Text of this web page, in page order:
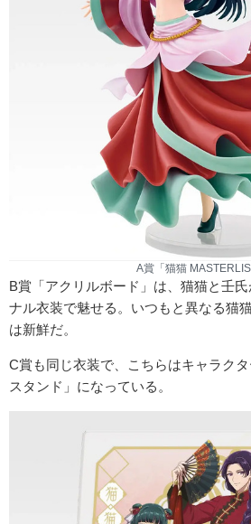
A賞「猫猫
B賞「アクリルボード」は、猫猫と壬
ナル衣装で魅せる。いつもと異なる猫
は新鮮だ。
C賞も同じ衣装で、こちらはキャラク
スタンド」になっている。